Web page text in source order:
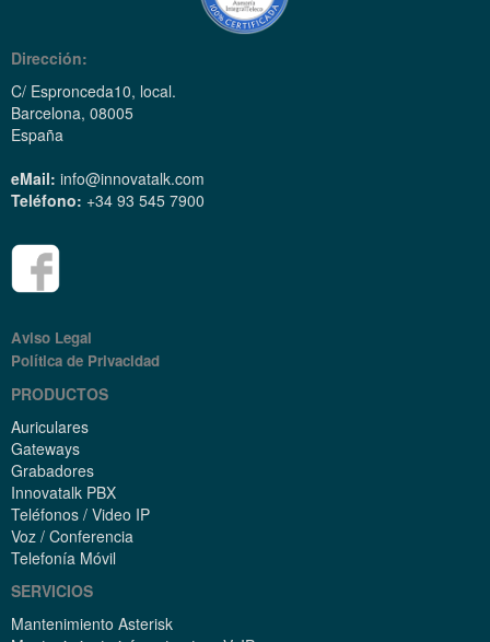
Dirección:
C/ Espronceda10, local.
Barcelona, 08005
España
eMail: info@innovatalk.com
Teléfono: +34 93 545 7900
Aviso Legal
Política de Privacidad
PRODUCTOS
Auriculares
Gateways
Grabadores
Innovatalk PBX
Teléfonos / Video IP
Voz / Conferencia
Telefonía Móvil
SERVICIOS
Mantenimiento Asterisk